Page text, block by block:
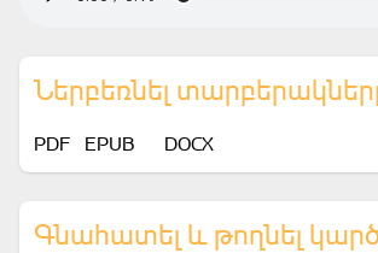
Ներբեռնել
PDF EPUB DOCX
Գնահատել և թողնել